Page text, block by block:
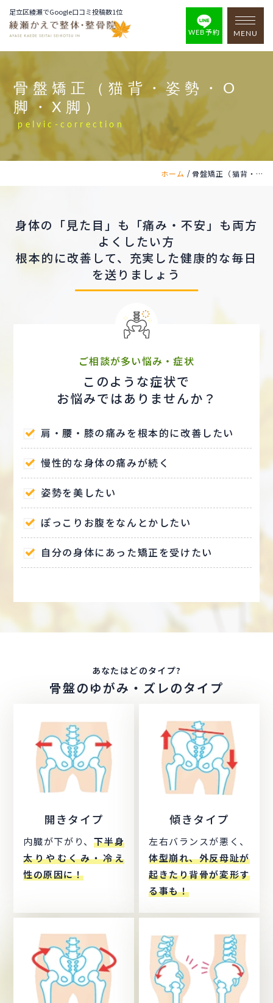
足立区綾瀬でGoogle口コミ投稿数1位
WEB予約 MENU
骨盤矯正（猫背・姿勢・O
脚・X脚）
pelvic-correction
ホーム / 骨盤矯正（猫背・姿勢・O脚・X脚）
身体の「見た目」も「痛み・不安」も両方
よくしたい方
根本的に改善して、充実した健康的な毎日
を送りましょう
ご相談が多い悩み・症状
このような症状で
お悩みではありませんか？
肩・腰・膝の痛みを根本的に改善したい
慢性的な身体の痛みが続く
姿勢を美したい
ぽっこりお腹をなんとかしたい
自分の身体にあった矯正を受けたい
あなたはどのタイプ?
骨盤のゆがみ・ズレのタイプ
開きタイプ
内臓が下がり、下半身
太りやむくみ・冷え
性の原因に！
傾きタイプ
左右バランスが悪く、
体型崩れ、外反母趾が
起きたり背骨が変形す
る事も！